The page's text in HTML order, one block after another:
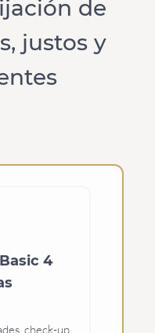
de
justos y
4
check-up